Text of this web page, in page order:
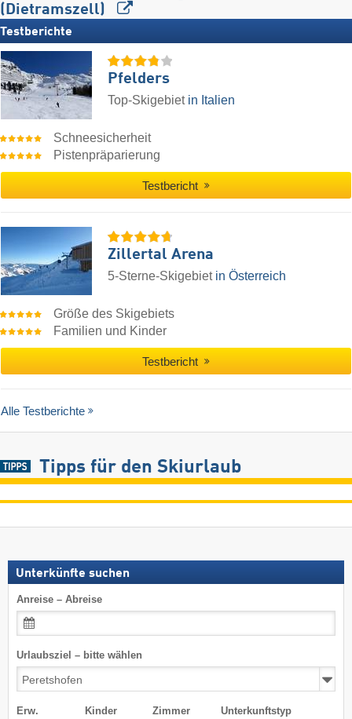
(Dietramszell)
Testberichte
Pfelders
Top-Skigebiet in Italien
Schneesicherheit
Pistenpräparierung
Testbericht
Zillertal Arena
5-Sterne-Skigebiet in Österreich
Größe des Skigebiets
Familien und Kinder
Testbericht
Alle Testberichte
Tipps für den Skiurlaub
Unterkünfte suchen
Anreise – Abreise
Urlaubsziel – bitte wählen
Erw. Kinder Zimmer Unterkunftstyp